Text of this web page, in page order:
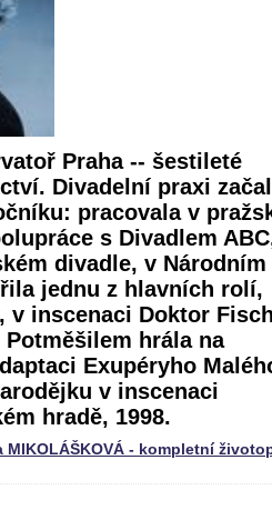
Praha -- šestileté
Divadelní praxi
pracovala v
s Divadlem
divadle, v Národním
jednu z hlavních rolí,
v inscenaci Doktor
Potměšilem hrála na
Exupéryho
v inscenaci
hradě, 1998.
MIKOLÁŠKOVÁ - kompletní